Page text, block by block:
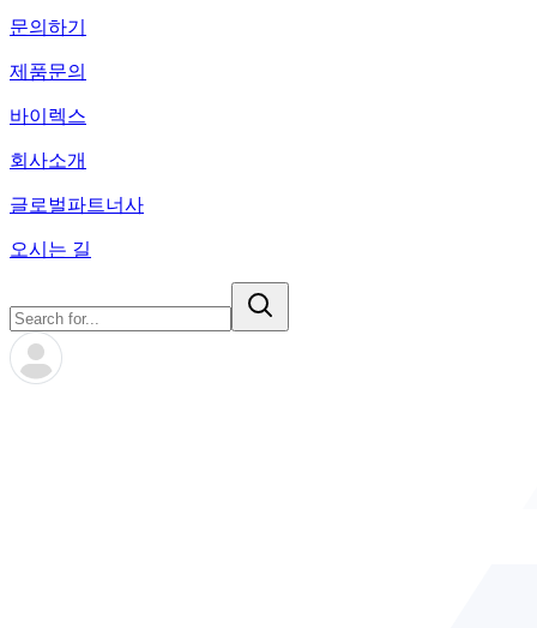
문의하기
제품문의
바이렉스
회사소개
글로벌파트너사
오시는 길